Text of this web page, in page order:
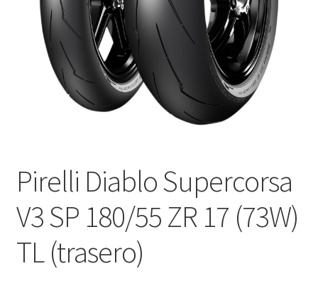
Pirelli Diablo Supercorsa
V3 SP 180/55 ZR 17 (73W)
TL (trasero)